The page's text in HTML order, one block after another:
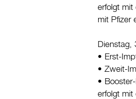
erfolgt mit
mit Pfizer
Dienstag,
• Erst-
• Zweit-
•
erfolgt mit